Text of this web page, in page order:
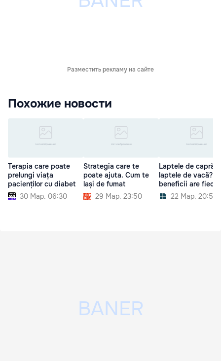
Разместить рекламу на сайте
Похожие новости
Terapia care poate
prelungi viața
pacienților cu diabet
30 Мар. 06:30
Strategia care te
poate ajuta. Cum te
lași de fumat
29 Мар. 23:50
Laptele de capră
laptele de vacă?
beneficii are
22 Мар. 20:50